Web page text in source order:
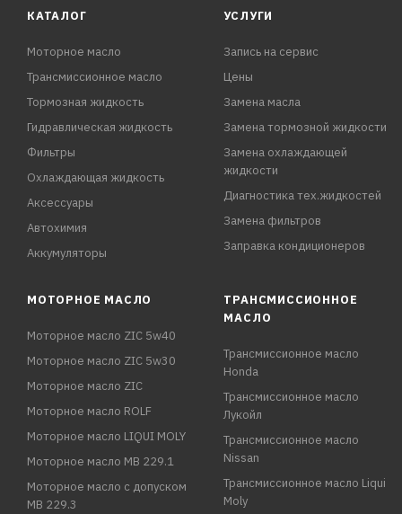
КАТАЛОГ
Моторное масло
Трансмиссионное масло
Тормозная жидкость
Гидравлическая жидкость
Фильтры
Охлаждающая жидкость
Аксессуары
Автохимия
Аккумуляторы
УСЛУГИ
Запись на сервис
Цены
Замена масла
Замена тормозной жидкости
Замена охлаждающей
жидкости
Диагностика тех.жидкостей
Замена фильтров
Заправка кондиционеров
МОТОРНОЕ МАСЛО
Моторное масло ZIC 5w40
Моторное масло ZIC 5w30
Моторное масло ZIC
Моторное масло ROLF
Моторное масло LIQUI MOLY
Моторное масло MB 229.1
Моторное масло с допуском
MB 229.3
ТРАНСМИССИОННОЕ
МАСЛО
Трансмиссионное масло
Honda
Трансмиссионное масло
Лукойл
Трансмиссионное масло
Nissan
Трансмиссионное масло Liqui
Moly